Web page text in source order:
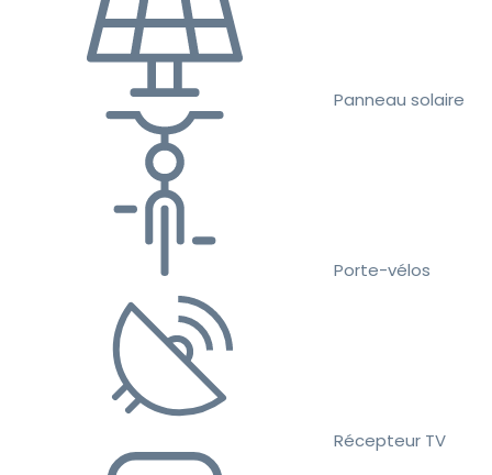
Panneau solaire
Porte-vélos
Récepteur TV